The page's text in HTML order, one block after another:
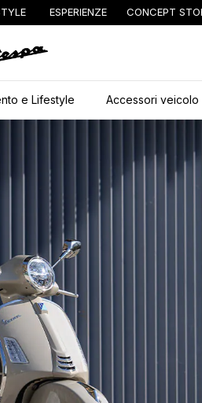
ESPERIENZE CONCEPT
e Lifestyle Accessori veicolo